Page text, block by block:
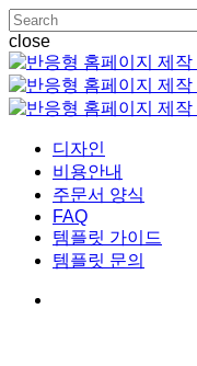
Skip
to
main
content
close
Close
Search
Menu
디자인
비용안내
주문서 양식
FAQ
템플릿 가이드
템플릿 문의